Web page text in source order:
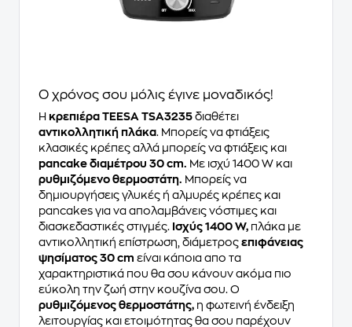
Ο χρόνος σου μόλις έγινε μοναδικός!
Η κρεπιέρα TEESA TSA3235 διαθέτει
αντικολλητική πλάκα . Μπορείς να φτιάξεις
κλασικές κρέπες αλλά μπορείς να φτιάξεις και
pancake διαμέτρου 30 cm.
Με ισχύ 1400 W και
ρυθμιζόμενο θερμοστάτη. Μπορείς να
δημιουργήσεις γλυκές ή αλμυρές κρέπες και
pancakes για να απολαμβάνεις νόστιμες και
διασκεδαστικές στιγμές. Ισχύς 1400 W, πλάκα με
αντικολλητική επίστρωση, διάμετρος επιφάνειας
ψησίματος 30 cm είναι κάποια απο τα
χαρακτηριστικά που θα σου κάνουν ακόμα πιο
εύκολη την ζωή στην κουζίνα σου. Ο
ρυθμιζόμενος θερμοστάτης, η φωτεινή ένδειξη
λειτουργίας και ετοιμότητας θα σου παρέχουν